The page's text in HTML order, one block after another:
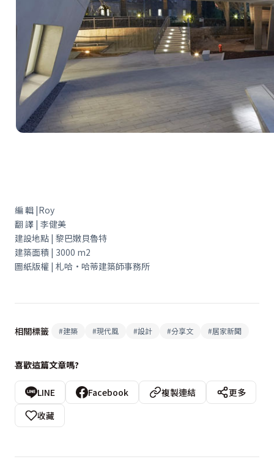
編 輯 |Roy
翻 譯 | 李健美
建設地點 | 黎巴嫩貝魯特
建築面積 | 3000 m2
圖紙版權 | 札哈•哈蒂建築師事務所
相關標籤 #建築 #現代風 #設計 #分享文 #居家新聞
喜歡這篇文章嗎?
LINE Facebook 複製連結
更多
收藏